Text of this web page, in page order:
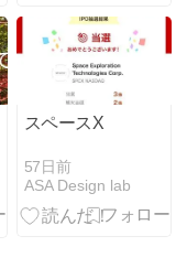
スペースX
57日前
ASA Design lab